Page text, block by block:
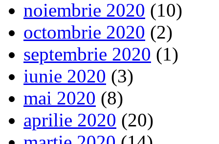
noiembrie 2020 (10)
octombrie 2020 (2)
septembrie 2020 (1)
iunie 2020 (3)
mai 2020 (8)
aprilie 2020 (20)